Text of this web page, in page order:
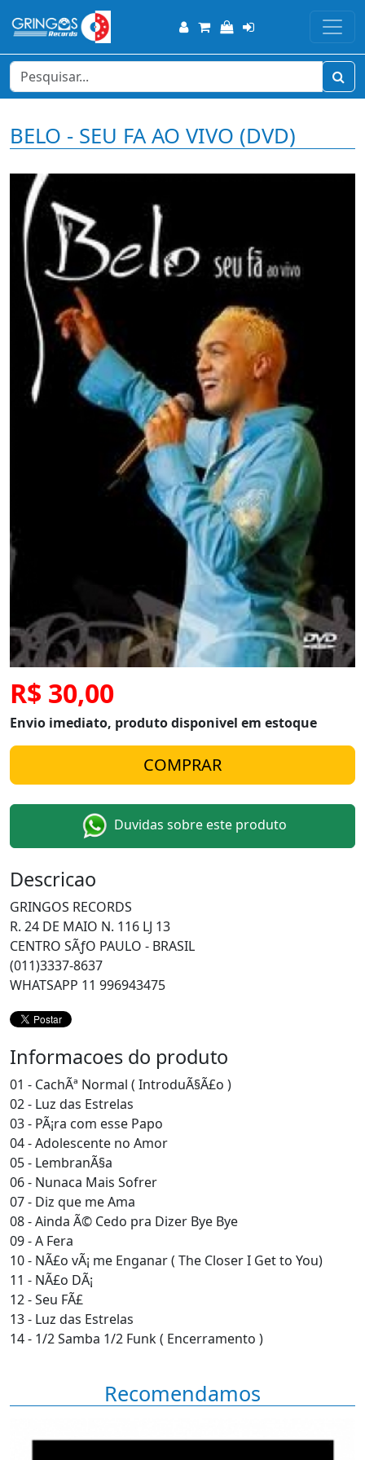
BELO - SEU FA AO VIVO (DVD)
R$ 30,00
Envio imediato, produto disponivel em estoque
Duvidas sobre este produto
Descricao
GRINGOS RECORDS
R. 24 DE MAIO N. 116 LJ 13
CENTRO SÃƒO PAULO - BRASIL
(011)3337-8637
WHATSAPP 11 996943475
Informacoes do produto
01 - CachÃª Normal ( IntroduÃ§Ã£o )
02 - Luz das Estrelas
03 - PÃ¡ra com esse Papo
04 - Adolescente no Amor
05 - LembranÃ§a
06 - Nunaca Mais Sofrer
07 - Diz que me Ama
08 - Ainda Ã© Cedo pra Dizer Bye Bye
09 - A Fera
10 - NÃ£o vÃ¡ me Enganar ( The Closer I Get to You)
11 - NÃ£o DÃ¡
12 - Seu FÃ£
13 - Luz das Estrelas
14 - 1/2 Samba 1/2 Funk ( Encerramento )
Recomendamos